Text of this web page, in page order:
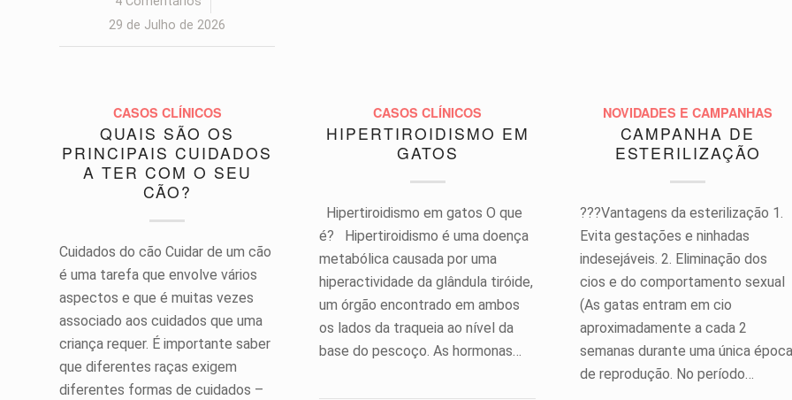
29 de Julho de 2026
CASOS CLÍNICOS
QUAIS SÃO OS
PRINCIPAIS CUIDADOS
A TER COM O SEU
CÃO?
Cuidados do cão Cuidar de um cão
é uma tarefa que envolve vários
aspectos e que é muitas vezes
associado aos cuidados que uma
criança requer. É importante saber
que diferentes raças exigem
diferentes formas de cuidados –
CASOS CLÍNICOS
HIPERTIROIDISMO EM
GATOS
Hipertiroidismo em gatos O que
é? Hipertiroidismo é uma doença
metabólica causada por uma
hiperactividade da glândula tiróide,
um órgão encontrado em ambos
os lados da traqueia ao nível da
base do pescoço. As hormonas…
NOVIDADES E CAMPANHAS
CAMPANHA DE
ESTERILIZAÇÃO
???Vantagens da esterilização 1.
Evita gestações e ninhadas
indesejáveis. 2. Eliminação dos
cios e do comportamento sexual
(As gatas entram em cio
aproximadamente a cada 2
semanas durante uma única época
de reprodução. No período…